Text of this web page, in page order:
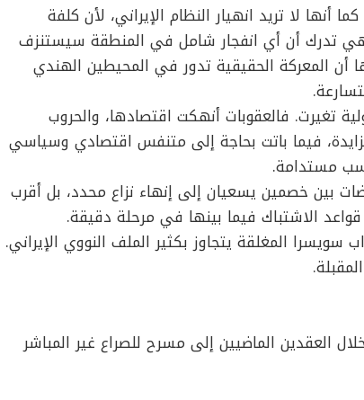
أنها لا تريد انهيار النظام الإيراني، لأن كلفة
تدرك أن أي انفجار شامل في المنطقة سيستنزف
المعركة الحقيقية تدور في المحيطين الهندي
تغيرت. فالعقوبات أنهكت اقتصادها، والحروب
فيما باتت بحاجة إلى متنفس اقتصادي وسياسي
مستدامة.
بين خصمين يسعيان إلى إنهاء نزاع محدد، بل أقرب
الاشتباك فيما بينها في مرحلة دقيقة.
المغلقة يتجاوز بكثير الملف النووي الإيراني.
العقدين الماضيين إلى مسرح للصراع غير المباشر